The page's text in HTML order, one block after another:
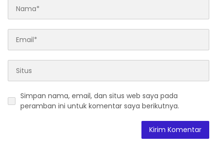
Simpan nama, email, dan situs web saya pada
peramban ini untuk komentar saya berikutnya.